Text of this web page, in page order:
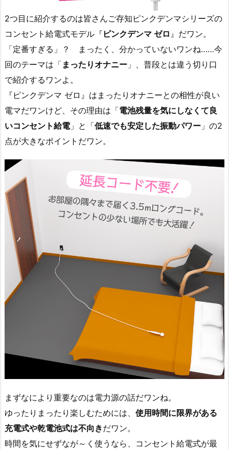
2つ目に紹介するのは皆さんご存知ピンクデンマシリーズの
コンセント給電式モデル『 ピンクデンマ ゼロ 』だワン。
「定番すぎる」？ まったく、分かっていないワンね……今
回のテーマは「 まったりオナニー 」、普段とは違う切り口
で紹介するワンよ。
『ピンクデンマ ゼロ』はまったりオナニーとの相性が良い
電マだワンけど、その理由は「電池残量を気にしなくて良
いコンセント給電」と「低速でも安定した振動パワー 」の2
点が大きなポイントだワン。
まずなにより重要なのは電力源の話だワンね。
ゆったりまったり楽しむためには、 使用時間に限界がある
充電式や乾電池式は不向きだワン。
時間を気にせずなが～く使うなら、コンセント給電式が最